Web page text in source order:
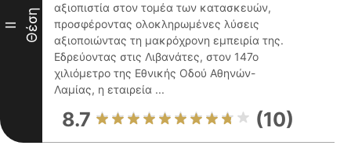
II Θέση
αξιοπιστία στον τομέα των κατασκευών,
προσφέροντας ολοκληρωμένες λύσεις
αξιοποιώντας τη μακρόχρονη εμπειρία της.
Εδρεύοντας στις Λιβανάτες, στον 147ο
χιλιόμετρο της Εθνικής Οδού Αθηνών-
Λαμίας, η εταιρεία ...
8.7 (10)